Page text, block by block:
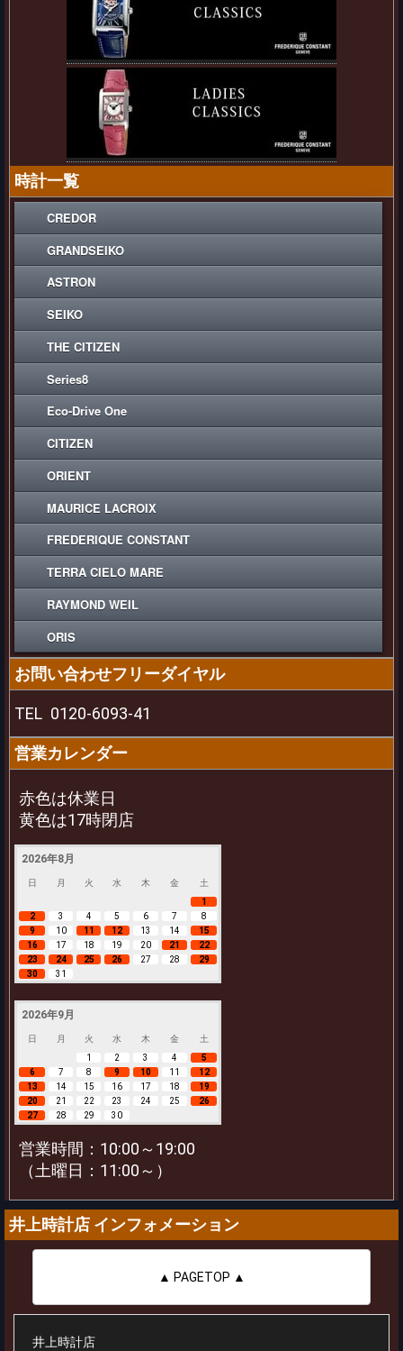
時計一覧
CREDOR
GRANDSEIKO
ASTRON
SEIKO
THE CITIZEN
Series8
Eco-Drive One
CITIZEN
ORIENT
MAURICE LACROIX
FREDERIQUE CONSTANT
TERRA CIELO MARE
RAYMOND WEIL
ORIS
お問い合わせフリーダイヤル
TEL 0120-6093-41
営業カレンダー
赤色は休業日
黄色は17時閉店
2026年8月
日 月 火 水 木 金
土
1
2
3 4 5 6 7
8
9
10 11 12 13 14
15
16
17 18 19 20 21
22
23
24 25 26 27 28
29
30
31
2026年9月
日 月 火 水 木 金
土
1
2 3 4
5
6
7 8 9 10 11
12
13
14 15 16 17 18
19
20
21 22 23 24 25
26
27
28 29 30
営業時間：10:00～19:00
（土曜日：11:00～）
井上時計店 インフォメーション
▲ PAGETOP ▲
井上時計店